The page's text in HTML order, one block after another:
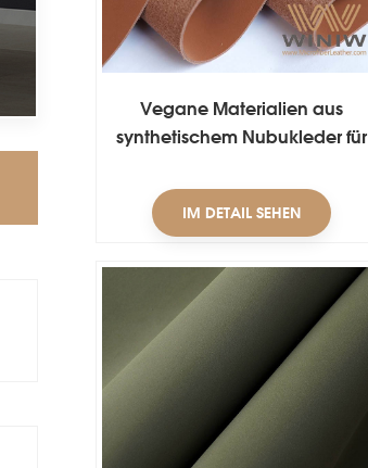
Vegane Materialien aus
synthetischem Nubukleder für
IM DETAIL SEHEN